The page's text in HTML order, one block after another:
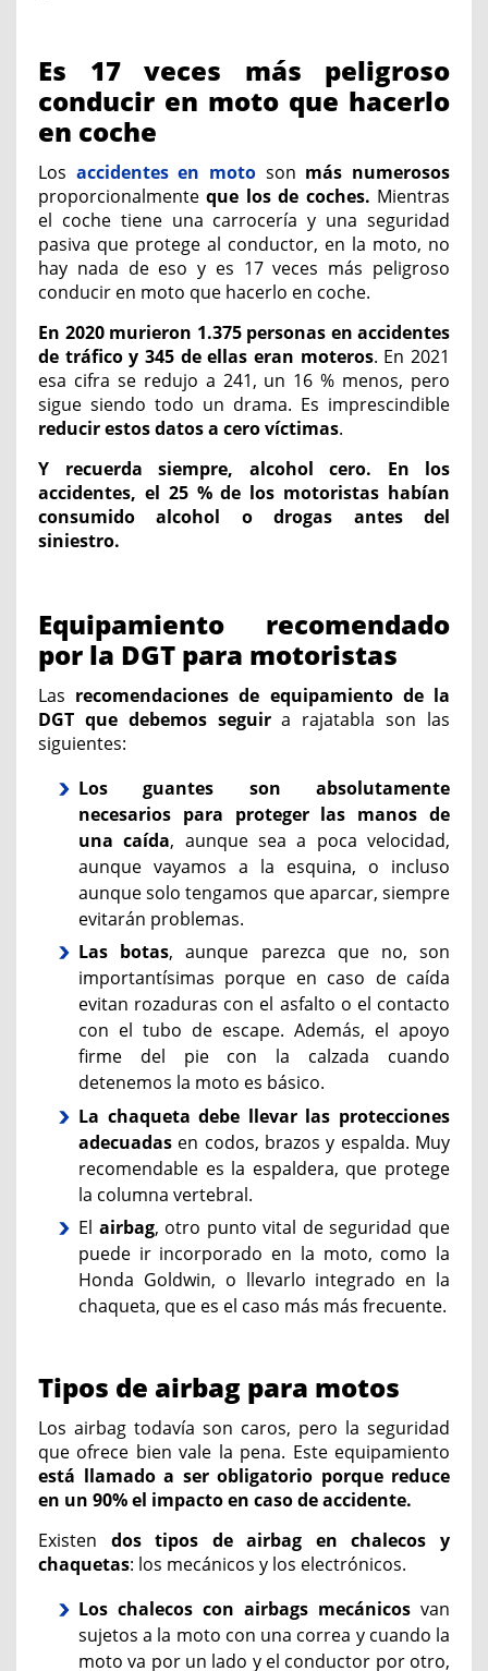
Es 17 veces más peligroso
conducir en moto que hacerlo
en coche
Los accidentes en moto son más numerosos
proporcionalmenteque los de coches. Mientras
el coche tiene una carrocería y una seguridad
pasiva que protege al conductor, en la moto, no
hay nada de eso y es 17 veces más peligroso
conducir en moto que hacerlo en coche.
En 2020 murieron 1.375 personas en accidentes
de tráfico y 345 de ellas eran moteros. En 2021
esa cifra se redujo a 241, un 16 % menos, pero
sigue siendo todo un drama. Es imprescindible
reducir estos datos a cero víctimas.
Y recuerda siempre, alcohol cero. En los
accidentes, el 25 % de los motoristas habían
consumido alcohol o drogas antes del
siniestro.
Equipamiento recomendado
por la DGT para motoristas
Las recomendaciones de equipamiento de la
DGT que debemos seguira rajatabla son las
siguientes:
Los guantes son absolutamente
necesarios para proteger las manos de
una caída, aunque sea a poca velocidad,
aunque vayamos a la esquina, o incluso
aunque solo tengamos que aparcar, siempre
evitarán problemas.
Las botas, aunque parezca que no, son
importantísimas porque en caso de caída
evitan rozaduras con el asfalto o el contacto
con el tubo de escape. Además, el apoyo
firme del pie con la calzada cuando
detenemos la moto es básico.
La chaqueta debe llevar las protecciones
adecuadas en codos, brazos y espalda. Muy
recomendable es la espaldera, que protege
la columna vertebral.
El airbag, otro punto vital de seguridad que
puede ir incorporado en la moto, como la
Honda Goldwin, o llevarlo integrado en la
chaqueta, que es el caso más más frecuente.
Tipos de airbag para motos
Los airbag todavía son caros, pero la seguridad
que ofrece bien vale la pena. Este equipamiento
está llamado a ser obligatorio porque reduce
en un 90% el impacto en caso de accidente.
Existen dos tipos de airbag en chalecos y
chaquetas: los mecánicos y los electrónicos.
Los chalecos con airbags mecánicos van
sujetos a la moto con una correa y cuando la
moto va por un lado y el conductor por otro,